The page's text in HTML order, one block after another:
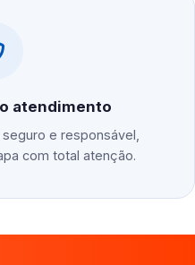
atendimento
e responsável,
com total atenção.